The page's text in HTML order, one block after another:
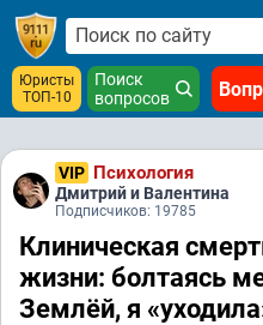
Юристы
ТОП-10
Поиск
вопросов
VIP Психология
Дмитрий и Валентина
Подписчиков: 19785
Клиническая
жизни: болтаясь
Землёй, я